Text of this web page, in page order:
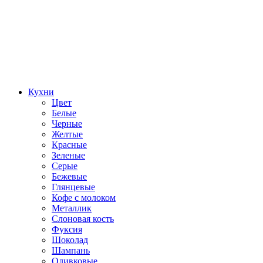
Кухни
Цвет
Белые
Черные
Желтые
Красные
Зеленые
Серые
Бежевые
Глянцевые
Кофе с молоком
Металлик
Слоновая кость
Фуксия
Шоколад
Шампань
Оливковые